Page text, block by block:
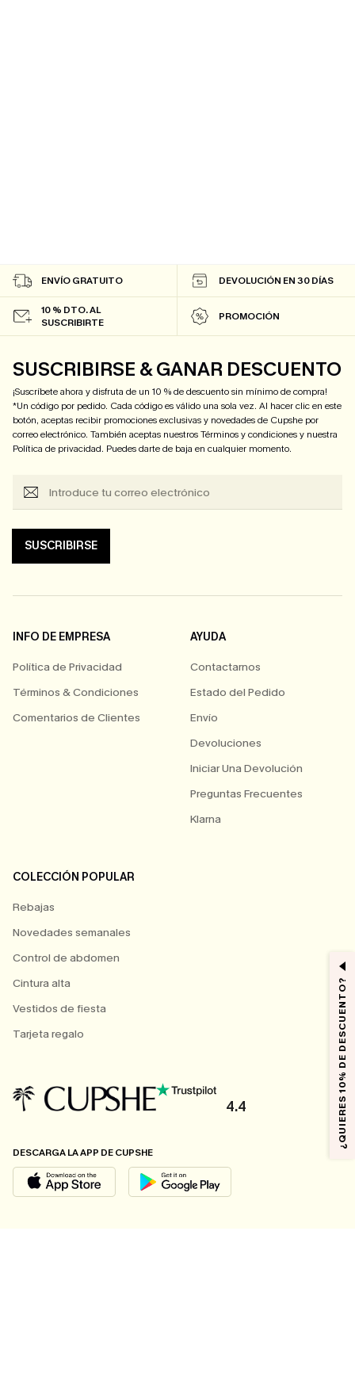
ENVÍO GRATUITO DEVOLUCIÓN EN 30 DÍAS
10 % DTO. AL
SUSCRIBIRTE
PROMOCIÓN
SUSCRIBIRSE & GANAR DESCUENTO
¡Suscríbete ahora y disfruta de un 10 % de descuento sin mínimo de compra!
*Un código por pedido. Cada código es válido una sola vez. Al hacer clic en este
botón, aceptas recibir promociones exclusivas y novedades de Cupshe por
correo electrónico. También aceptas nuestrosTérminos y condicionesy nuestra
Política de privacidad. Puedes darte de baja en cualquier momento.
SUSCRIBIRSE
INFO DE EMPRESA
Política de Privacidad
Términos & Condiciones
Comentarios de Clientes
AYUDA
Contactarnos
Estado del Pedido
Envío
Devoluciones
Iniciar Una Devolución
Preguntas Frecuentes
Klarna
COLECCIÓN POPULAR
Rebajas
Novedades semanales
Control de abdomen
Cintura alta
Vestidos de fiesta
Tarjeta regalo
4.4
DESCARGA LA APP DE CUPSHE
¿QUIERES 10% DE DESCUENTO?